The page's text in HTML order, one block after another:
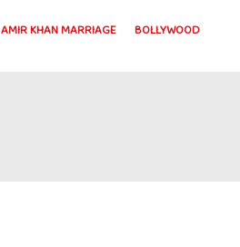
AMIR KHAN MARRIAGE BOLLYWOOD